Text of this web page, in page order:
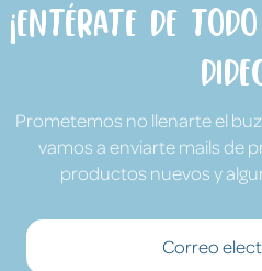
¡Entérate de
Prometemos no llenarte el
vamos a enviarte mails de
productos nuevos y